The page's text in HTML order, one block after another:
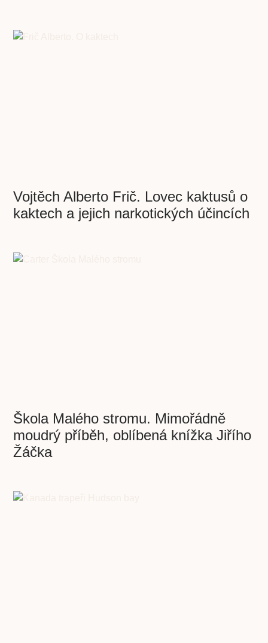
Vojtěch Alberto Frič. Lovec kaktusů o
kaktech a jejich narkotických účincích
Škola Malého stromu. Mimořádně
moudrý příběh, oblíbená knížka Jiřího
Žáčka